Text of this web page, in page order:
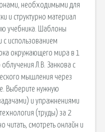
необходимыми для
и структурно материал
учебника. Шаблоны
с использованием
окружающего мира в 1
Л.В. Занкова с
мышления через
Выберите нужную
и упражнениями
(труды) за 2
читать, смотреть онлайн и